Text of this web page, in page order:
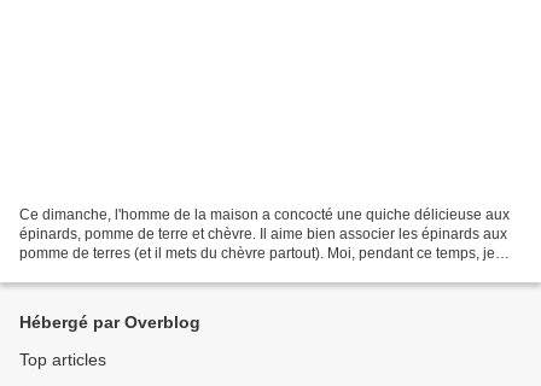
Ce dimanche, l'homme de la maison a concocté une quiche délicieuse aux
épinards, pomme de terre et chèvre. Il aime bien associer les épinards aux
pomme de terres (et il mets du chèvre partout). Moi, pendant ce temps, je
Hébergé par Overblog
Top articles